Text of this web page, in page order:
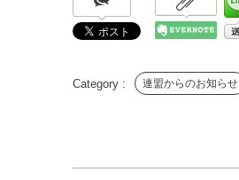
連盟からのお知らせ